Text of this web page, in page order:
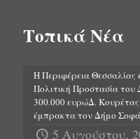
Τοπικά Νέα
Η Περιφέρεια Θεσσαλίας
Πολιτική Προστασία
300.000 ευρώΔ.
έμπρακτα τον Δήμο
5 Αυγούστου,